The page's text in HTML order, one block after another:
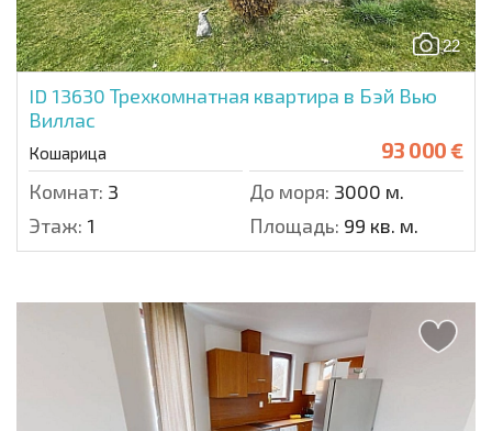
22
ID 13630 Трехкомнатная квартира в Бэй Вью
Виллас
Кошарица 93 000 €
Комнат: 3 До моря: 3000 м.
Этаж: 1 Площадь: 99 кв. м.